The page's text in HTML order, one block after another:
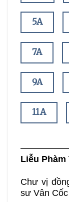
5A
7A
9A
11A
Liễu Phàm
Chư vị
sư Vân